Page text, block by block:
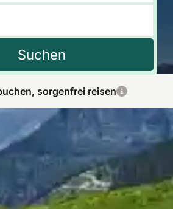
Suchen
sorgenfrei reisen
Nordindien: Das Land in all
Kultur Nordindiens und